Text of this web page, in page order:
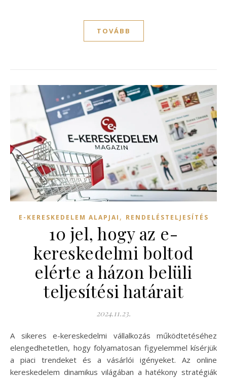
TOVÁBB
E-KERESKEDELEM ALAPJAI , RENDELÉSTELJESÍTÉS
10 jel, hogy az e-
kereskedelmi boltod
elérte a házon belüli
teljesítési határait
2024.11.23.
A sikeres e-kereskedelmi vállalkozás működtetéséhez
elengedhetetlen, hogy folyamatosan figyelemmel kísérjük
a piaci trendeket és a vásárlói igényeket. Az online
kereskedelem dinamikus világában a hatékony stratégiák